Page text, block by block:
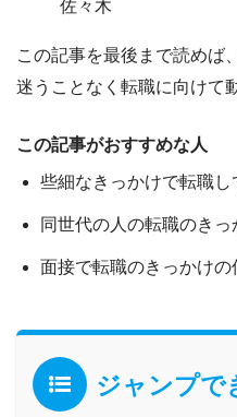
佐々木
この記事を最後まで読めば
迷うことなく転職に向けて
この記事がおすすめな人
些細なきっかけで転職
同世代の人の転職のき
面接で転職のきっかけ
ジャンプで